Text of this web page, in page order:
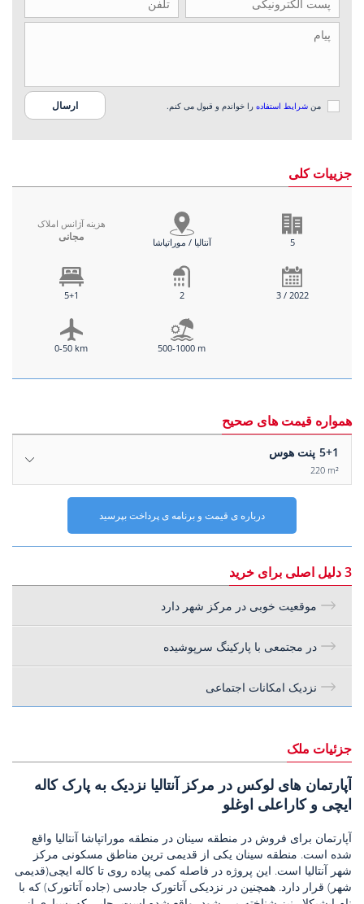
من شرایط استفاده را خواندم و قبول می کنم.
جزییات کلی
هزینه آژانس املاک
مجانی آنتالیا / موراتپاشا 5
5+1 2 3 / 2022
0-50 km 500-1000 m
همواره قیمت های صحیح
5+1 پنت هوس
220 m²
درباره ی قیمت و برنامه ی پرداخت بپرسید
3 دلیل اصلی برای خرید
موقعیت خوبی در مرکز شهر دارد
در مجتمعی با پارکینگ سرپوشیده
نزدیک امکانات اجتماعی
جزئیات ملک
آپارتمان های لوکس در مرکز آنتالیا نزدیک به پارک کاله
ایچی و کاراعلی اوغلو
آپارتمان برای فروش در منطقه سینان در منطقه موراتپاشا آنتالیا واقع
شده است. منطقه سینان یکی از قدیمی ترین مناطق مسکونی مرکز
شهر آنتالیا است. این پروژه در فاصله کمی پیاده روی تا کاله ایچی(قدیمی
شهر) قرار دارد. همچنین در نزدیکی آتاتورک جادسی (جاده آتاتورک) که با